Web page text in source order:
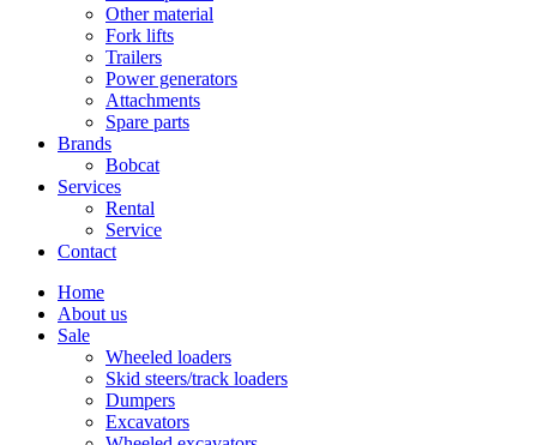
Other material
Fork lifts
Trailers
Power generators
Attachments
Spare parts
Brands
Bobcat
Services
Rental
Service
Contact
Home
About us
Sale
Wheeled loaders
Skid steers/track loaders
Dumpers
Excavators